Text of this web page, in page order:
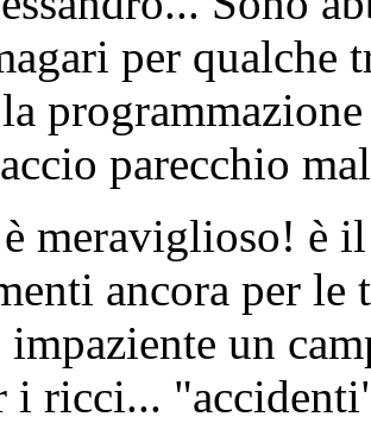
per qualche
parecchio
meraviglioso! è
ancora per
impaziente un
i ricci...